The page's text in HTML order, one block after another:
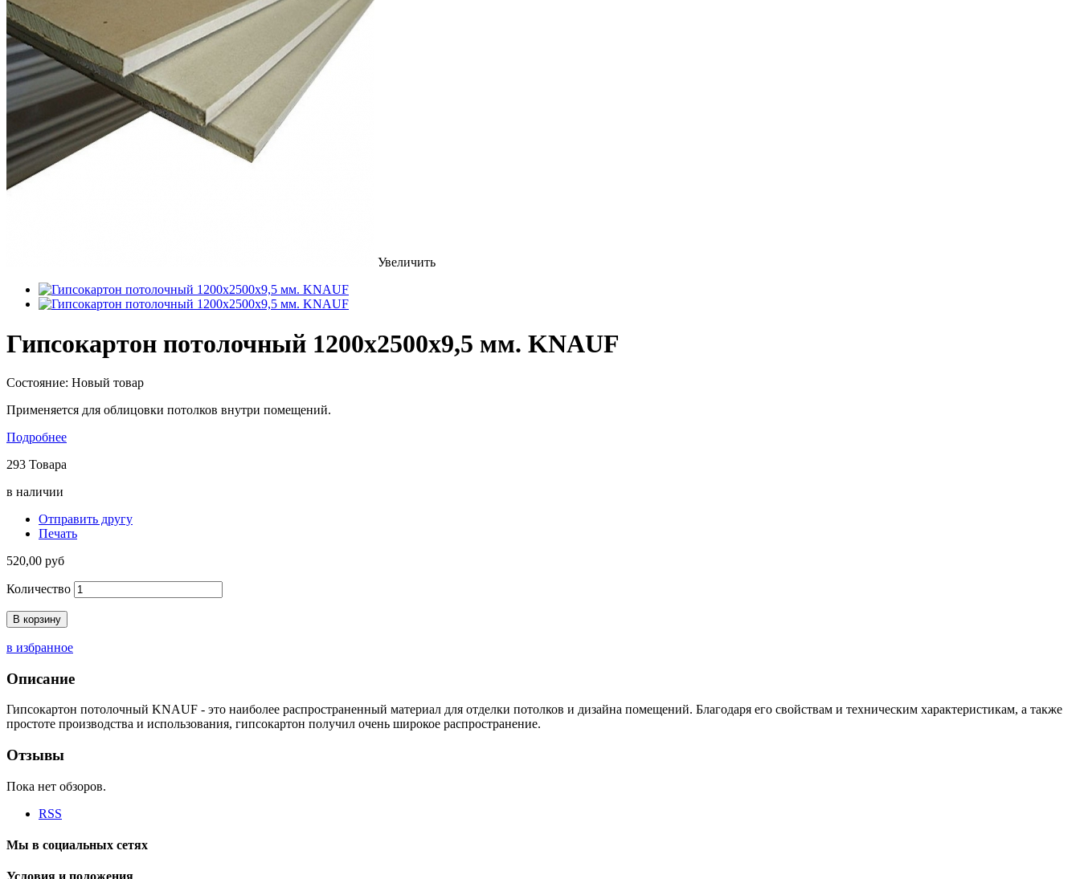
Увеличить
Гипсокартон потолочный 1200х2500х9,5 мм. KNAUF
Состояние: Новый товар
Применяется для облицовки потолков внутри помещений.
Подробнее
293 Товара
в наличии
Отправить другу
Печать
520,00 руб
Количество
В корзину
в избранное
Описание
Гипсокартон потолочный KNAUF - это наиболее распространенный материал для отделки потолков и дизайна помещений. Благодаря его свойствам и техническим характеристикам, а также
простоте производства и использования, гипсокартон получил очень широкое распространение.
Отзывы
Пока нет обзоров.
RSS
Мы в социальных сетях